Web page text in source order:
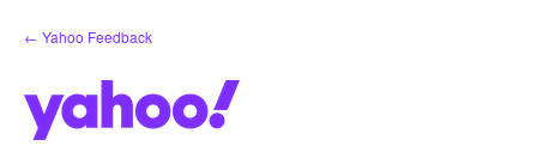
Aller
au
← Yahoo Feedback